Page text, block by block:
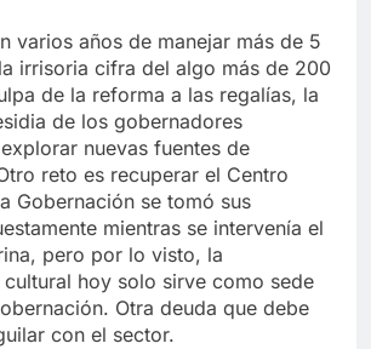
varios años de manejar más de 5
irrisoria cifra del algo más de 200
de la reforma a las regalías, la
de los gobernadores
nuevas fuentes de
reto es recuperar el Centro
Gobernación se tomó sus
mientras se intervenía el
pero por lo visto, la
hoy solo sirve como sede
Otra deuda que debe
con el sector.